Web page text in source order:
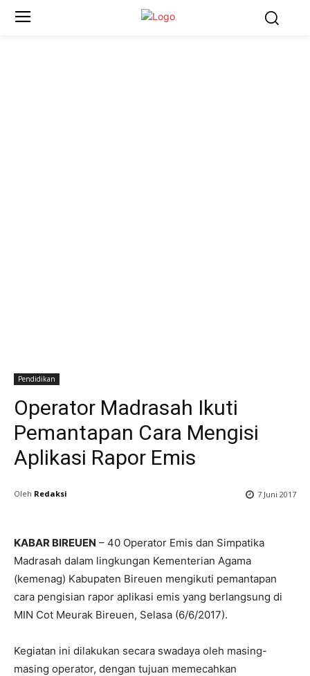
Pendidikan
Operator Madrasah Ikuti
Pemantapan Cara Mengisi
Aplikasi Rapor Emis
Oleh Redaksi 7 Juni 2017
KABAR BIREUEN – 40 Operator Emis dan Simpatika
Madrasah dalam lingkungan Kementerian Agama
(kemenag) Kabupaten Bireuen mengikuti pemantapan
cara pengisian rapor aplikasi emis yang berlangsung di
MIN Cot Meurak Bireuen, Selasa (6/6/2017).
Kegiatan ini dilakukan secara swadaya oleh masing-
masing operator, dengan tujuan memecahkan